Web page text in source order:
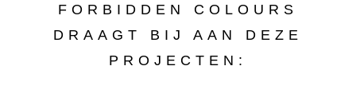
FORBIDDEN COLOURS
DRAAGT BIJ AAN DEZE
PROJECTEN: